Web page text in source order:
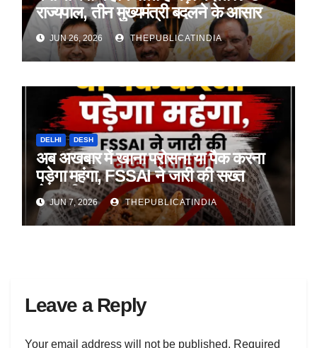
राज्यपाल, तीन मुख्यमंत्री बदलने के आसार
JUN 26, 2026 THEPUBLICATINDIA
DELHI DESH
अब अखबार में खाना परोसना या पैक करना
पड़ेगा महंगा, FSSAI ने जारी की सख्त
चेतावनी
JUN 7, 2026 THEPUBLICATINDIA
Leave a Reply
Your email address will not be published. Required